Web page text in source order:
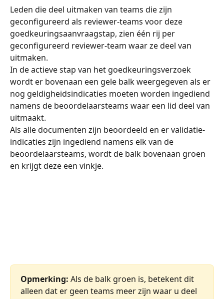
Leden die deel uitmaken van teams die zijn
geconfigureerd als reviewer-teams voor deze
goedkeuringsaanvraagstap, zien één rij per
geconfigureerd reviewer-team waar ze deel van
uitmaken.
In de actieve stap van het goedkeuringsverzoek
wordt er bovenaan een gele balk weergegeven als er
nog geldigheidsindicaties moeten worden ingediend
namens de beoordelaarsteams waar een lid deel van
uitmaakt.
Als alle documenten zijn beoordeeld en er validatie-
indicaties zijn ingediend namens elk van de
beoordelaarsteams, wordt de balk bovenaan groen
en krijgt deze een vinkje.
Opmerking: Als de balk groen is, betekent dit
alleen dat er geen teams meer zijn waar u deel